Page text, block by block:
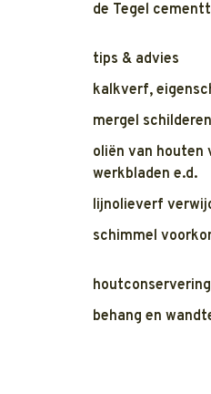
de Tegel
tips & advies
kalkverf,
mergel schilderen
oliën van houten
werkbladen e.d.
lijnolieverf
schimmel
houtconservering
behang en